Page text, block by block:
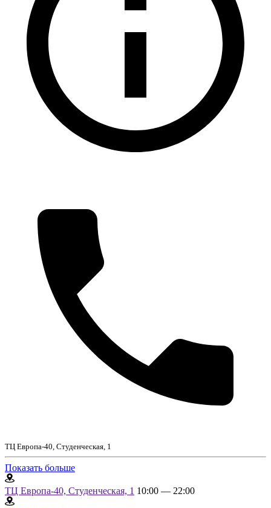
ТЦ Европа-40, Студенческая, 1
Показать больше
ТЦ Европа-40, Студенческая, 1 10:00 — 22:00